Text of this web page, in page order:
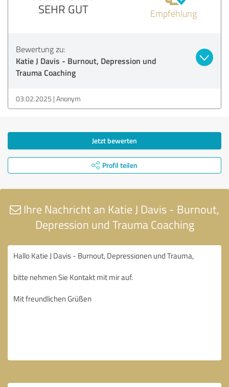
SEHR GUT Empfehlung
Bewertung zu:
Katie J Davis - Burnout, Depression und
Trauma Coaching
03.02.2025 Anonym
Jetzt bewerten
Profil teilen
Ihre Nachricht an Katie J Davis - Burnout,
Depression und Trauma Coaching